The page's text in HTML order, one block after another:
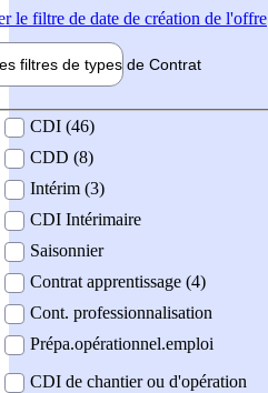
le filtre de date de création de l'offre
filtres de types de Contrat
contrat
CDI (46)
CDD (8)
Intérim (3)
CDI Intérimaire
Saisonnier
Contrat apprentissage (4)
Cont. professionnalisation
Prépa.opérationnel.emploi
CDI de chantier ou d'opération